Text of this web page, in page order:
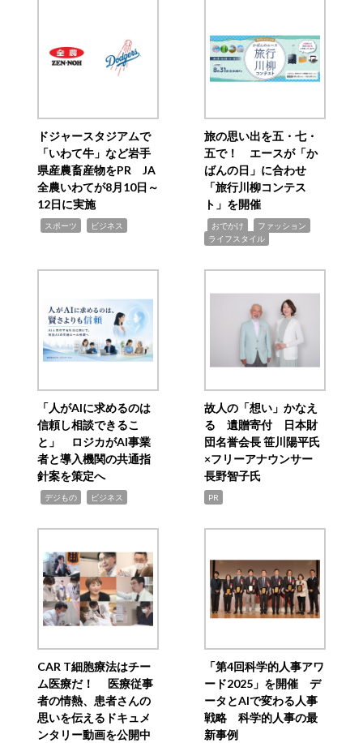
ドジャースタジアムで
「いわて牛」など岩手
県産農畜産物をPR JA
全農いわてが8月10日～
12日に実施
スポーツ ビジネス
旅の思い出を五・七・
五で！ エースが「か
ばんの日」に合わせ
「旅行川柳コンテス
ト」を開催
おでかけ ファッション
ライフスタイル
「人がAIに求めるのは
信頼し相談できるこ
と」 ロジカがAI事業
者と導入機関の共通指
針案を策定へ
デジもの ビジネス
故人の「想い」かなえ
る 遺贈寄付 日本財
団名誉会長 笹川陽平氏
×フリーアナウンサー
長野智子氏
PR
CAR T細胞療法はチー
ム医療だ！ 医療従事
者の情熱、患者さんの
思いを伝えるドキュメ
ンタリー動画を公開中
「第4回科学的人事アワ
ード2025」を開催 デ
ータとAIで変わる人事
戦略 科学的人事の最
新事例